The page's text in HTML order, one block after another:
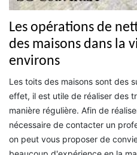
Les opérations de
des maisons dans la
environs
Les toits des maisons sont des
effet, il est utile de réaliser des
manière régulière. Afin de
nécessaire de contacter un
on peut vous proposer de